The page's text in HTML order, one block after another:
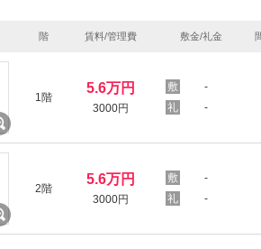
階 賃料/管理費 敷金/礼金
1階
5.6万円
3000円
-
-
2階
5.6万円
3000円
-
-